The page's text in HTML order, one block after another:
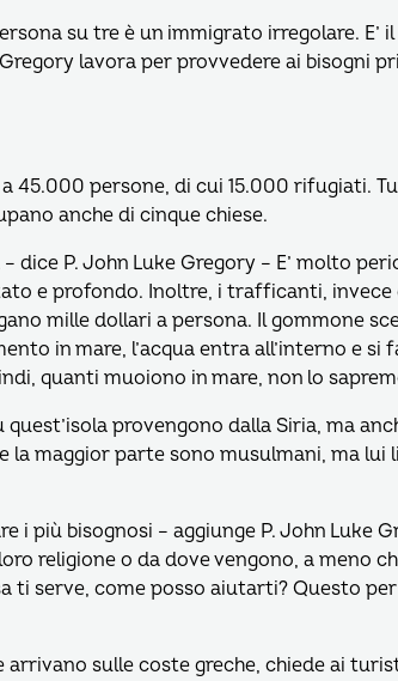
su tre è un immigrato irregolare. E’
lavora per provvedere ai bisogni
45.000 persone, di cui 15.000 rifugiati.
anche di cinque chiese.
dice P. John Luke Gregory – E’ molto
e profondo. Inoltre, i trafficanti, invece
mille dollari a persona. Il gommone
in mare, l’acqua entra all’interno e si
quanti muoiono in mare, non lo
provengono dalla Siria, ma
la maggior parte sono musulmani, ma lui
i più bisognosi – aggiunge P. John Luke
religione o da dove vengono, a meno
ti serve, come posso aiutarti? Questo
sulle coste greche, chiede ai